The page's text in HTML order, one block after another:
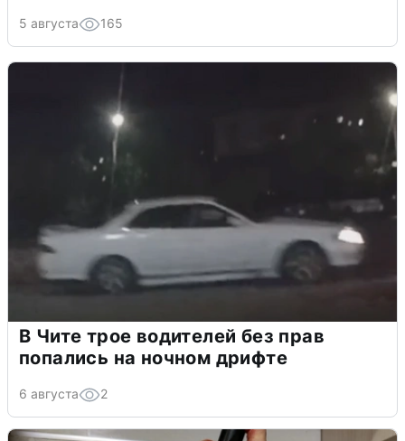
5 августа 165
В Чите трое водителей без прав
попались на ночном дрифте
6 августа 2